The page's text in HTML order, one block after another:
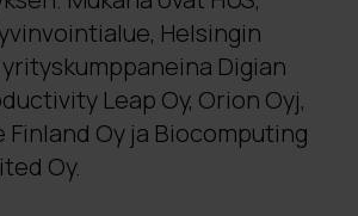
Helsingin
Digian
Leap Oy, Orion Oyj,
Finland Oy ja Biocomputing
Oy.